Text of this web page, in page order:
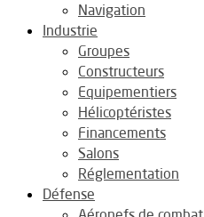
Navigation
Industrie
Groupes
Constructeurs
Equipementiers
Hélicoptéristes
Financements
Salons
Réglementation
Défense